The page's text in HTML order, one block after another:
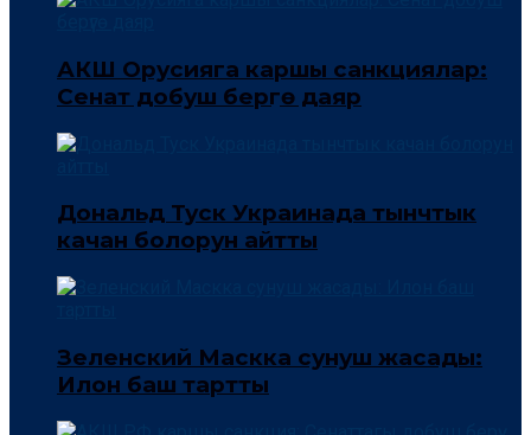
АКШ Орусияга каршы санкциялар:
Сенат добуш берүүгө даяр
Дональд Туск Украинада тынчтык
качан болорун айтты
Зеленский Маскка сунуш жасады:
Илон баш тартты